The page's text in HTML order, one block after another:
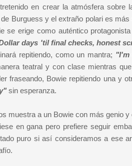
en crear la atmósfera
Burguess y el extraño polari es
se erige como auténtico
days 'til final checks, honest
repitiendo, como un mantra; "I'm
teatral y con clase mientras
fraseando, Bowie repitiendo una y
sin esperanza.
muestra a un Bowie con más genio
en gana pero prefiere seguir
puro si así consideramos a ese